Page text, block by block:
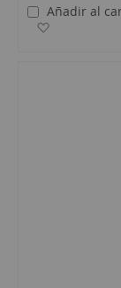
Añadir al